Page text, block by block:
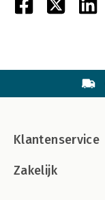
Klantenservice
Zakelijk